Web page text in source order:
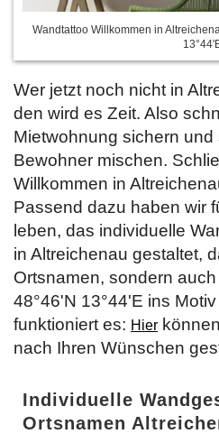
Wandtattoo Willkommen in
Wer jetzt noch nicht in
den wird es Zeit. Also
Mietwohnung sichern
Bewohner mischen.
Willkommen in
Passend dazu haben wir
leben, das individuelle
in Altreichenau gestaltet,
Ortsnamen, sondern
48°46'N 13°44'E ins
funktioniert es: Hier
nach Ihren Wünschen
Individuelle
Ortsnamen